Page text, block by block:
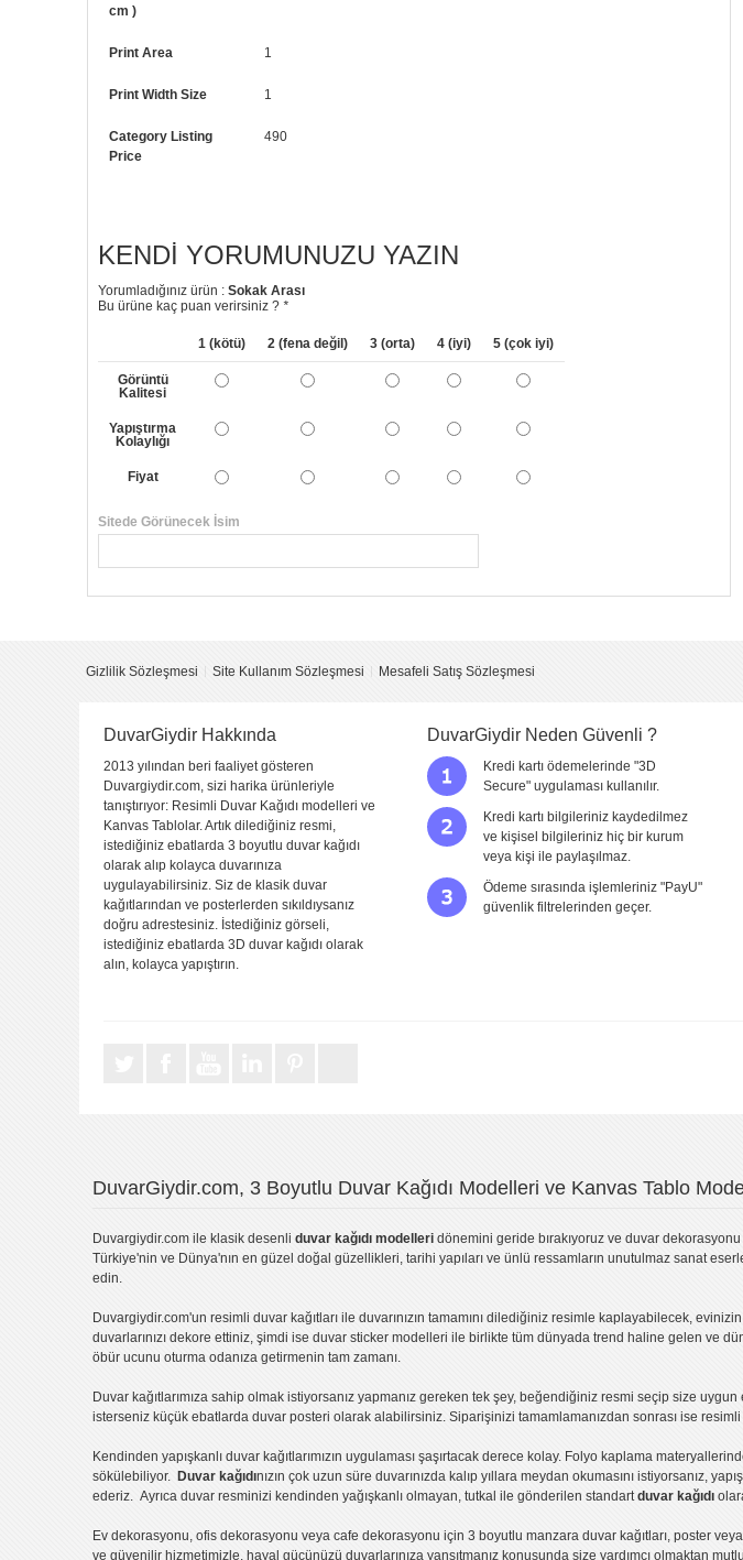
cm )
Print Area 1
Print Width Size 1
Category Listing
Price
490
KENDI YORUMUNUZU YAZIN
Yorumladığınız ürün :Sokak Arası
Bu ürüne kaç puan verirsiniz ?*
1 (kötü) 2 (fena değil) 3 (orta) 4 (iyi) 5 (çok iyi)
Görüntü
Kalitesi
Yapıştırma
Kolaylığı
Fiyat
Sitede Görünecek İsim
Yorumu Gönder
Gizlilik Sözleşmesi Site Kullanım Sözleşmesi Mesafeli Satış Sözleşmesi
DuvarGiydir Hakkında
2013 yılından beri faaliyet gösteren
Duvargiydir.com, sizi harika ürünleriyle
tanıştırıyor: Resimli Duvar Kağıdı modelleri ve
Kanvas Tablolar. Artık dilediğiniz resmi,
istediğiniz ebatlarda 3 boyutlu duvar kağıdı
olarak alıp kolayca duvarınıza
uygulayabilirsiniz. Siz de klasik duvar
kağıtlarından ve posterlerden sıkıldıysanız
doğru adrestesiniz. İstediğiniz görseli,
istediğiniz ebatlarda 3D duvar kağıdı olarak
alın, kolayca yapıştırın.
DuvarGiydir Neden Güvenli ?
Kredi kartı ödemelerinde "3D
Secure" uygulaması kullanılır.
Kredi kartı bilgileriniz kaydedilmez
ve kişisel bilgileriniz hiç bir kurum
veya kişi ile paylaşılmaz.
Ödeme sırasında işlemleriniz "PayU"
güvenlik filtrelerinden geçer.
DuvarGiydir.com, 3 Boyutlu Duvar Kağıdı Modelleri ve Kanvas Tablo
Duvargiydir.com ile klasik desenli duvar kağıdı modelleri dönemini geride bırakıyoruz ve duvar dekorasyonu
Türkiye'nin ve Dünya'nın en güzel doğal güzellikleri, tarihi yapıları ve ünlü ressamların unutulmaz sanat
edin.
Duvargiydir.com'un resimli duvar kağıtları ile duvarınızın tamamını dilediğiniz resimle kaplayabilecek,
duvarlarınızı dekore ettiniz, şimdi ise duvar sticker modelleri ile birlikte tüm dünyada trend haline gelen ve
öbür ucunu oturma odanıza getirmenin tam zamanı.
Duvar kağıtlarımıza sahip olmak istiyorsanız yapmanız gereken tek şey, beğendiğiniz resmi seçip size
isterseniz küçük ebatlarda duvar posteri olarak alabilirsiniz. Siparişinizi tamamlamanızdan sonrası ise resimli
Kendinden yapışkanlı duvar kağıtlarımızın uygulaması şaşırtacak derece kolay. Folyo kaplama
sökülebiliyor. Duvar kağıdınızın çok uzun süre duvarınızda kalıp yıllara meydan okumasını istiyorsanız,
ederiz. Ayrıca duvar resminizi kendinden yağışkanlı olmayan, tutkal ile gönderilen standart duvar kağıdı
Ev dekorasyonu ofis dekorasyonu veya cafe dekorasyonu için 3 boyutlu manzara duvar kağıtları poster veya
ve güvenilir hizmetimizle, hayal gücünüzü duvarlarınıza yansıtmanız konusunda size yardımcı olmaktan